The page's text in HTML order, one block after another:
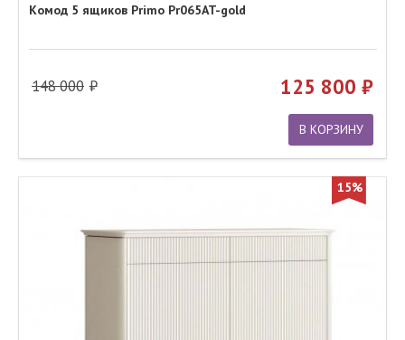
Комод 5 ящиков Primo Pr065AT-gold
148 000 125 800
В КОРЗИНУ
15%